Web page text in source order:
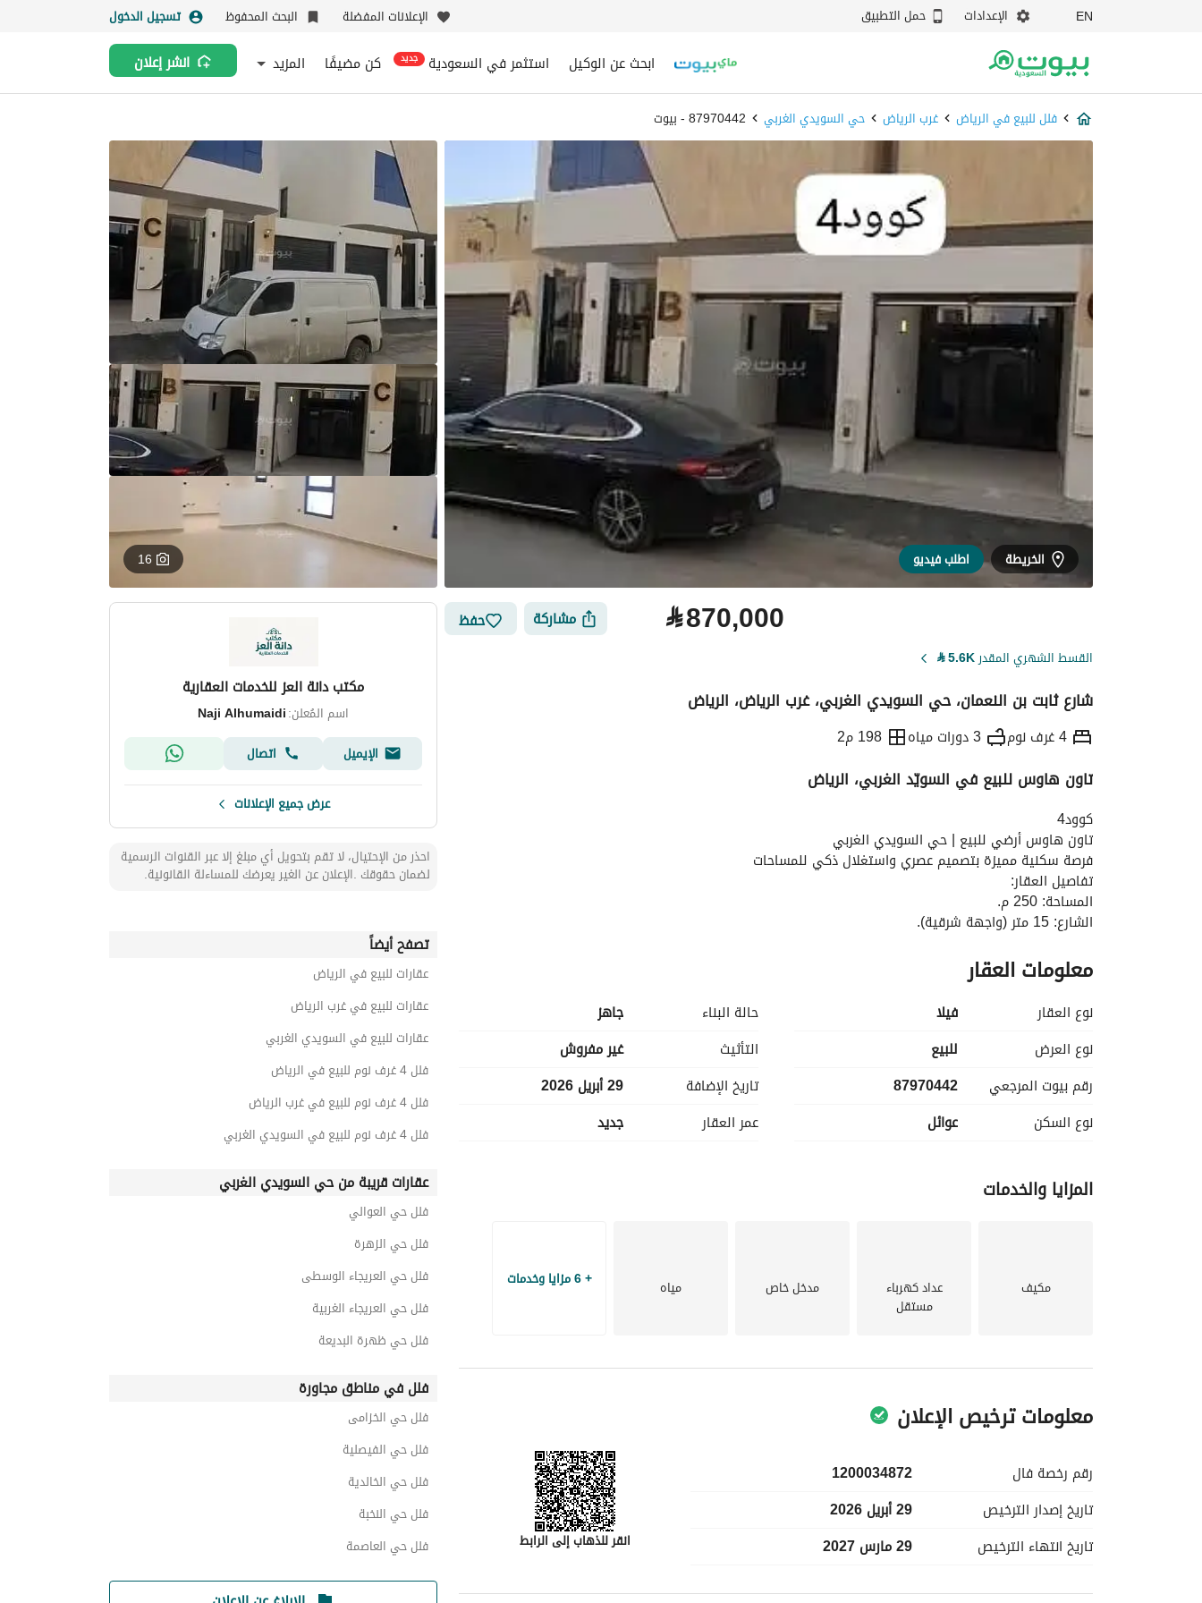
EN الإعدادات حمل التطبيق الإعلانات المفضلة البحث المحفوظ تسجيل الدخول
ابحث عن الوكيل استثمر في السعودية جديد كن مضيفًا المزيد انشر إعلان
فلل للبيع في الرياض غرب الرياض حي السويدي الغربي 87970442 - بيوت
الخريطة اطلب فيديو 16
⃁870,000 مشاركة حفظ
القسط الشهري المقدر5.6K
⃁
شارع ثابت بن النعمان، حي السويدي الغربي، غرب الرياض، الرياض
4 غرف نوم 3 دورات مياه 198 م2
معلومات ترخيص الإعلان
تاون هاوس للبيع في السويّد الغربي، الرياض
كوود4
تاون هاوس أرضي للبيع | حي السويدي الغربي
فرصة سكنية مميزة بتصميم عصري واستغلال ذكي للمساحات
تفاصيل العقار:
المساحة: 250 م.
الشارع: 15 متر (واجهة شرقية).
توزيع الأدوار:
الدور الأرضي:
مدخل سيارة خاص.
مجلس رجال بخصوصية تامة مع دورة مياه.
صالة عائلية واسعة تشرح الصدر.
مطبخ نظام مفتوح مودرن.
غرفة نوم ماستر (رئيسية).
حوش خلفي (متنفس للعائلة).
السعر المطلوب:
معلومات العقار
نوع العقار
فیلا
نوع العرض
للبيع
رقم بيوت المرجعي
87970442
نوع السكن
عوائل
حالة البناء
جاهز
التأثيث
غير مفروش
تاريخ الإضافة
29 أبريل 2026
عمر العقار
جديد
المزايا والخدمات
مكيف عداد كهرباء
مستقل
مدخل خاص مياه + 6 مزايا وخدمات
معلومات ترخيص الإعلان
رقم رخصة فال
1200034872
تاريخ إصدار الترخيص
29 أبريل 2026
تاريخ انتهاء الترخيص 29 مارس 2027 انقر للذهاب إلى الرابط
مكتب دانة العز للخدمات العقارية
اسم المُعلن:Naji Alhumaidi
الإيميل
اتصال
عرض جميع الإعلانات
احذر من الإحتيال، لا تقم بتحويل أي مبلغ إلا عبر القنوات الرسمية
لضمان حقوقك .الإعلان عن الغير يعرضك للمساءلة القانونية.
تصفح أيضاً
عقارات للبيع في الرياض
عقارات للبيع في غرب الرياض
عقارات للبيع في السويدي الغربي
فلل 4 غرف نوم للبيع في الرياض
فلل 4 غرف نوم للبيع في غرب الرياض
فلل 4 غرف نوم للبيع في السويدي الغربي
عقارات قريبة من حي السويدي الغربي
فلل حي العوالي
فلل حي الزهرة
فلل حي العريجاء الوسطى
فلل حي العريجاء الغربية
فلل حي ظهرة البديعة
فلل في مناطق مجاورة
فلل حي الخزامى
فلل حي الفيصلية
فلل حي الخالدية
فلل حي النخبة
فلل حي العاصمة